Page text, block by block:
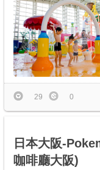
29 0
日本大阪-
咖啡廳大阪)